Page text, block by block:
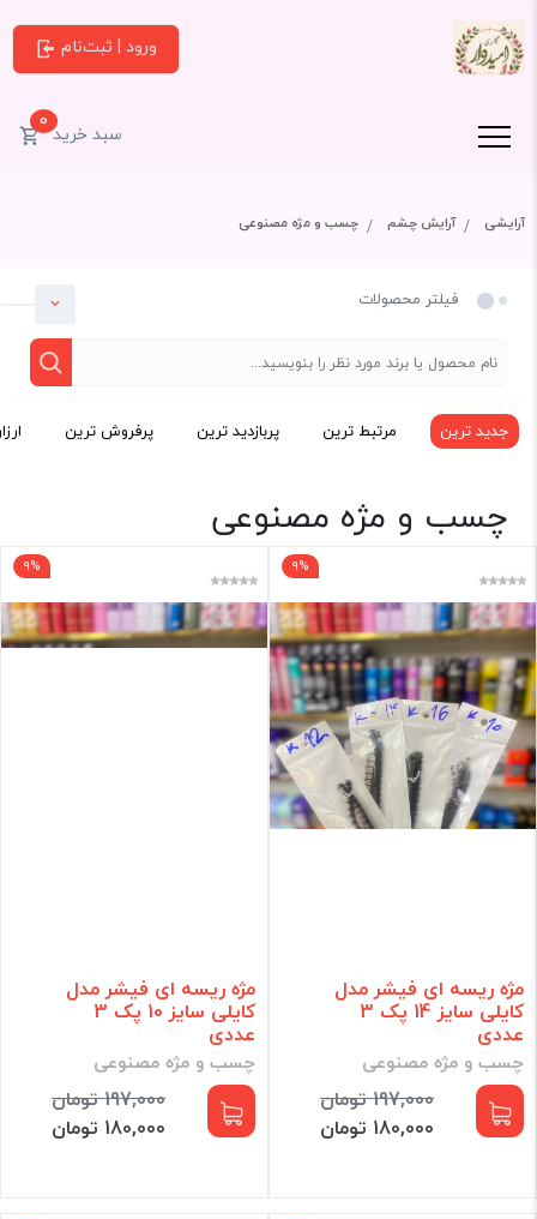
ورود | ثبت‌نام
سبد خرید0
آرایشی آرایش چشم چسب و مژه مصنوعی
فیلتر محصولات
دسته بندی
آرایشی
برند
فقط کالاهای موجود
فیلتر براساس قیمت :
قیمت:
جدید ترین مرتبط ترین پربازدید ترین پرفروش ترین
چسب و مژه مصنوعی
9%
مژه ریسه ای فیشر مدل
کایلی سایز 14 پک 3
عددی
چسب و مژه مصنوعی
197,000 تومان
180,000 تومان
9%
مژه ریسه ای فیشر مدل
کایلی سایز 10 پک 3
عددی
چسب و مژه مصنوعی
197,000 تومان
180,000 تومان